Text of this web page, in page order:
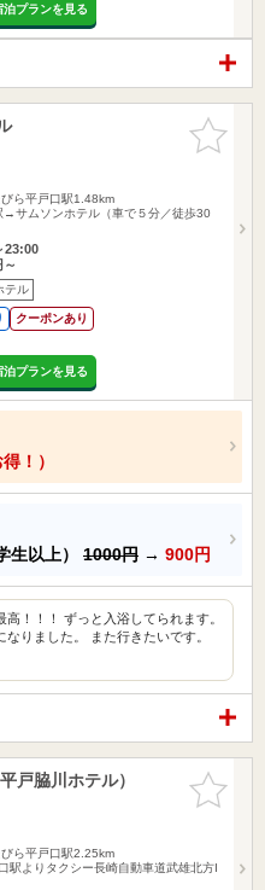
プランを見る
お気に入
りに追加
ら平戸口駅1.48km
→サムソンホテル（車で５分／徒歩30
23:00
テル
クーポンあり
プランを見る
！）
生以上） 1000円 → 900円
！！！ ずっと入浴してられます。
りました。 また行きたいです。
お気に入
りに追加
戸脇川ホテル）
ら平戸口駅2.25km
駅よりタクシー長崎自動車道武雄北方I